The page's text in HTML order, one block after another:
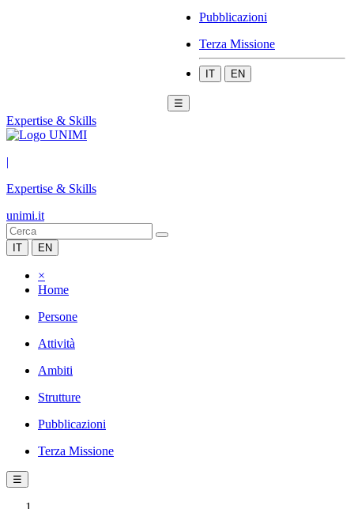
Pubblicazioni
Terza Missione
IT EN
☰
Expertise & Skills
|
Expertise & Skills
unimi.it
IT EN
×
Home
Persone
Attività
Ambiti
Strutture
Pubblicazioni
Terza Missione
☰